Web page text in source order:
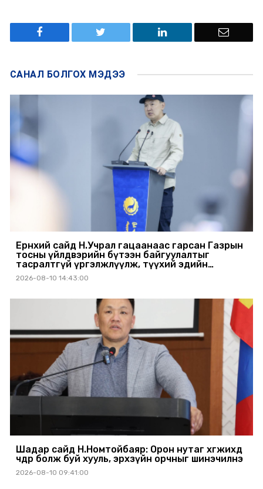
САНАЛ БОЛГОХ МЭДЭЭ
Ерөнхий сайд Н.Учрал гацаанаас гарсан Газрын
тосны үйлдвэрийн бүтээн байгуулалтыг
тасралтгүй үргэлжлүүлж, түүхий эдийн
хангамжийг баталгаажуулах үүрэг өгөв
2026-08-10 14:43:00
Шадар сайд Н.Номтойбаяр: Орон нутаг хөгжихөд
чөдөр болж буй хууль, эрхзүйн орчныг шинэчилнэ
2026-08-10 09:41:00